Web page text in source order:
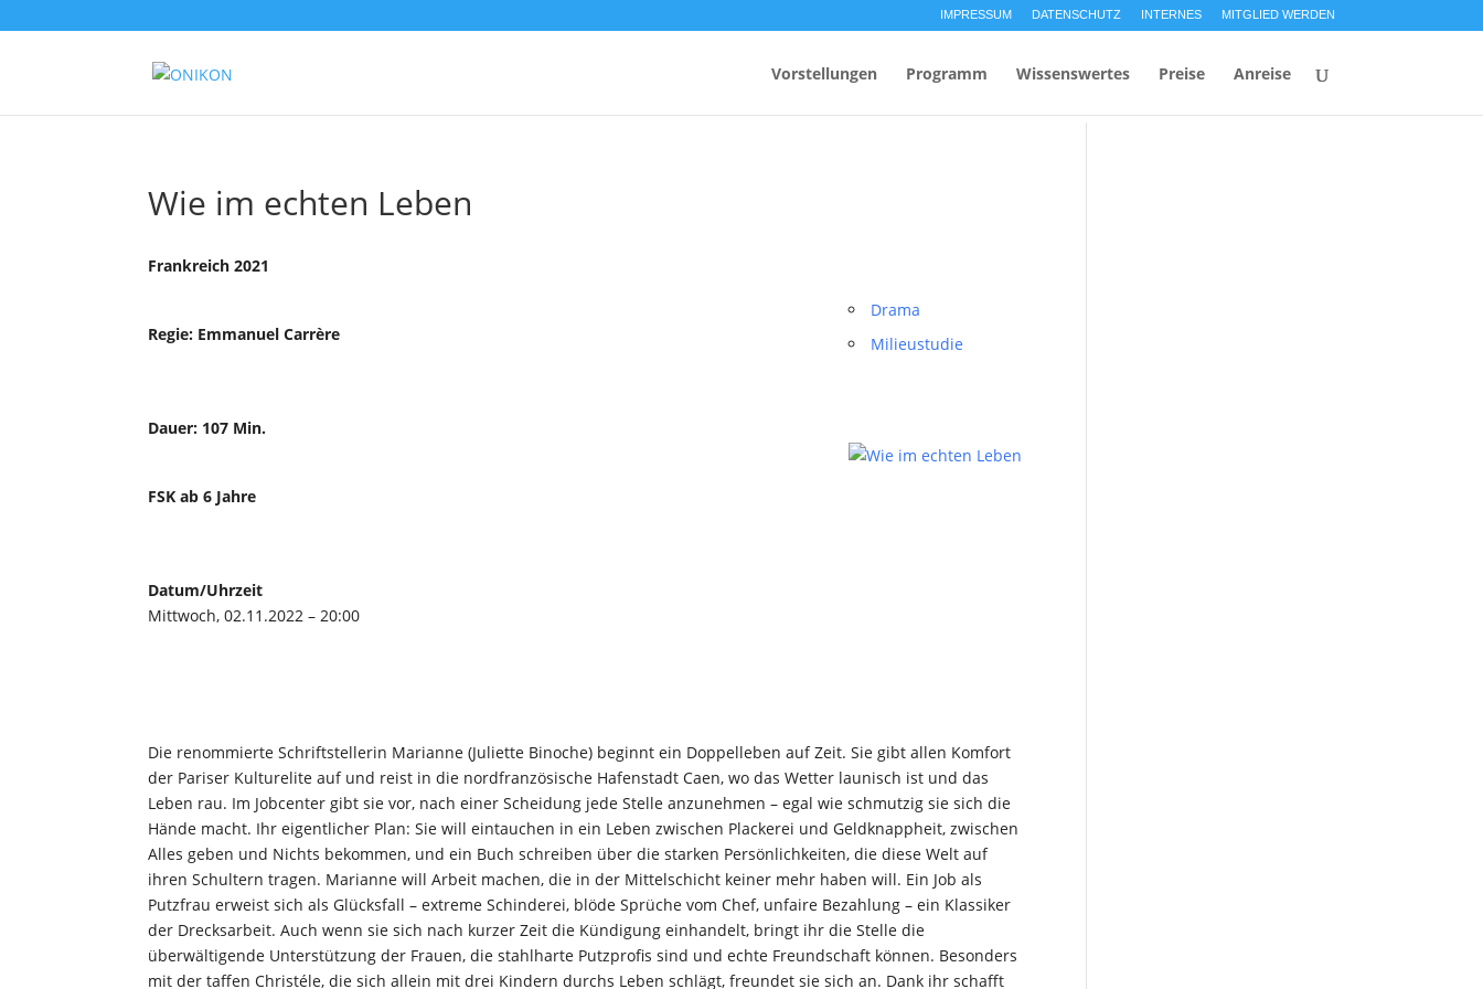
IMPRESSUM DATENSCHUTZ INTERNES MITGLIED WERDEN
Vorstellungen Programm Wissenswertes Preise Anreise
Wie im echten Leben
Drama
Milieustudie
Frankreich 2021
Regie: Emmanuel Carrère
Dauer: 107 Min.
FSK ab 6 Jahre
Datum/Uhrzeit
Mittwoch, 02.11.2022 – 20:00
Die renommierte Schriftstellerin Marianne (Juliette Binoche) beginnt ein Doppelleben auf Zeit. Sie gibt allen Komfort
der Pariser Kulturelite auf und reist in die nordfranzösische Hafenstadt Caen, wo das Wetter launisch ist und das
Leben rau. Im Jobcenter gibt sie vor, nach einer Scheidung jede Stelle anzunehmen – egal wie schmutzig sie sich die
Hände macht. Ihr eigentlicher Plan: Sie will eintauchen in ein Leben zwischen Plackerei und Geldknappheit, zwischen
Alles geben und Nichts bekommen, und ein Buch schreiben über die starken Persönlichkeiten, die diese Welt auf
ihren Schultern tragen. Marianne will Arbeit machen, die in der Mittelschicht keiner mehr haben will. Ein Job als
Putzfrau erweist sich als Glücksfall – extreme Schinderei, blöde Sprüche vom Chef, unfaire Bezahlung – ein Klassiker
der Drecksarbeit. Auch wenn sie sich nach kurzer Zeit die Kündigung einhandelt, bringt ihr die Stelle die
überwältigende Unterstützung der Frauen, die stahlharte Putzprofis sind und echte Freundschaft können. Besonders
mit der taffen Christéle, die sich allein mit drei Kindern durchs Leben schlägt, freundet sie sich an. Dank ihr schafft